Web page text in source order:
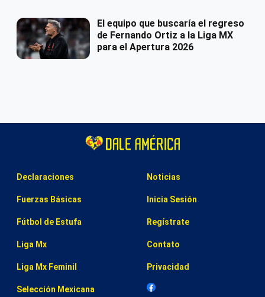
El equipo que buscaría el regreso
de Fernando Ortiz a la Liga MX
para el Apertura 2026
Declaraciones
Fuerzas Básicas
Fútbol de Estufa
Liga Mx
Liga Mx Feminil
Selección Mexicana
Noticias
Inicia Sesión
Regístrate
Contato
Privacidad